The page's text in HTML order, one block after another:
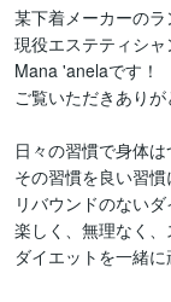
某下着メーカーのラ
現役エステティシ
Mana 'anelaです！
ご覧いただきあり
日々の習慣で身体は
その習慣を良い習慣
リバウンドのない
楽しく、無理なく
ダイエットを一緒